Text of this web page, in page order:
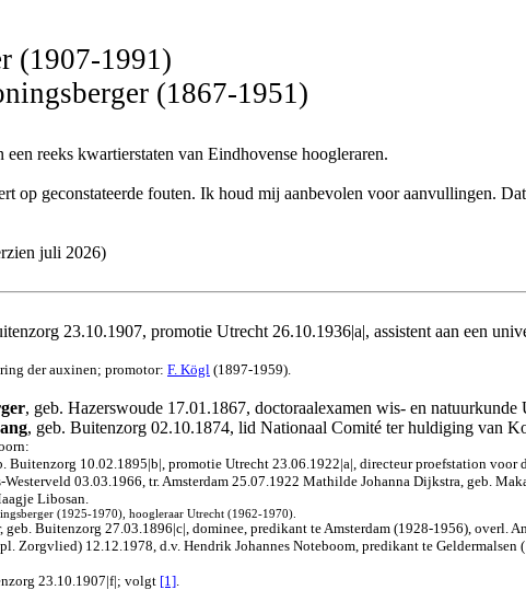
(1907-1991)
(1867-1951)
reeks kwartierstaten van Eindhovense hoogleraren.
op geconstateerde fouten. Ik houd mij aanbevolen voor aanvullingen.
juli 2026)
23.10.1907, promotie Utrecht 26.10.1936|a|, assistent aan een
der auxinen; promotor: F. Kögl (1897-1959).
, geb. Hazerswoude 17.01.1867, doctoraalexamen wis- en
, geb. Buitenzorg 02.10.1874, lid Nationaal Comité ter huldiging van
Buitenzorg 10.02.1895|b|, promotie Utrecht 23.06.1922|a|, directeur proefstation
03.03.1966, tr. Amsterdam 25.07.1922 Mathilde Johanna Dijkstra, geb.
Libosan.
(1925-1970), hoogleraar Utrecht (1962-1970).
geb. Buitenzorg 27.03.1896|c|, dominee, predikant te Amsterdam (1928-1956),
Zorgvlied) 12.12.1978, d.v. Hendrik Johannes Noteboom, predikant te
23.10.1907|f|; volgt [1].